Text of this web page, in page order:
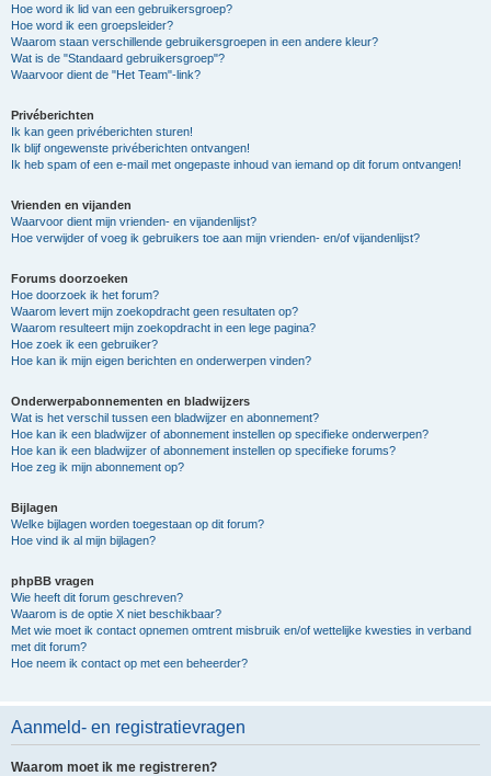
Hoe word ik lid van een gebruikersgroep?
Hoe word ik een groepsleider?
Waarom staan verschillende gebruikersgroepen in een andere kleur?
Wat is de "Standaard gebruikersgroep"?
Waarvoor dient de "Het Team"-link?
Privéberichten
Ik kan geen privéberichten sturen!
Ik blijf ongewenste privéberichten ontvangen!
Ik heb spam of een e-mail met ongepaste inhoud van iemand op dit forum ontvangen!
Vrienden en vijanden
Waarvoor dient mijn vrienden- en vijandenlijst?
Hoe verwijder of voeg ik gebruikers toe aan mijn vrienden- en/of vijandenlijst?
Forums doorzoeken
Hoe doorzoek ik het forum?
Waarom levert mijn zoekopdracht geen resultaten op?
Waarom resulteert mijn zoekopdracht in een lege pagina?
Hoe zoek ik een gebruiker?
Hoe kan ik mijn eigen berichten en onderwerpen vinden?
Onderwerpabonnementen en bladwijzers
Wat is het verschil tussen een bladwijzer en abonnement?
Hoe kan ik een bladwijzer of abonnement instellen op specifieke onderwerpen?
Hoe kan ik een bladwijzer of abonnement instellen op specifieke forums?
Hoe zeg ik mijn abonnement op?
Bijlagen
Welke bijlagen worden toegestaan op dit forum?
Hoe vind ik al mijn bijlagen?
phpBB vragen
Wie heeft dit forum geschreven?
Waarom is de optie X niet beschikbaar?
Met wie moet ik contact opnemen omtrent misbruik en/of wettelijke kwesties in verband
met dit forum?
Hoe neem ik contact op met een beheerder?
Aanmeld- en registratievragen
Waarom moet ik me registreren?